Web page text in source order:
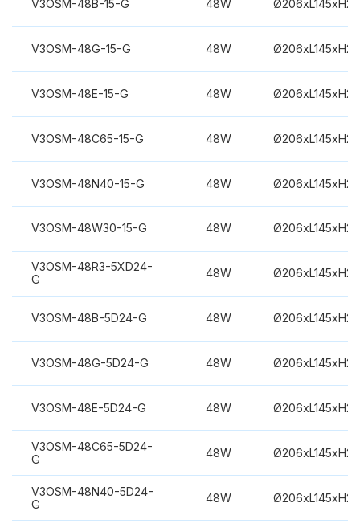
V3OSM-48B-15-G 48W
V3OSM-48G-15-G 48W
V3OSM-48E-15-G 48W
V3OSM-48C65-15-G 48W
V3OSM-48N40-15-G 48W
V3OSM-48W30-15-G 48W
V3OSM-48R3-5XD24-
G
48W
V3OSM-48B-5D24-G 48W
V3OSM-48G-5D24-G 48W
V3OSM-48E-5D24-G 48W
V3OSM-48C65-5D24-
G
48W
V3OSM-48N40-5D24-
G
48W